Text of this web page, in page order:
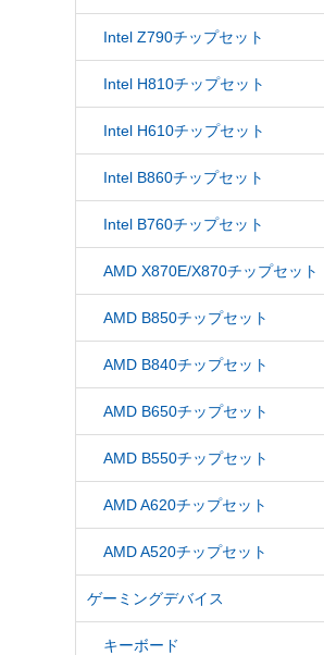
Intel Z790チップセット
Intel H810チップセット
Intel H610チップセット
Intel B860チップセット
Intel B760チップセット
AMD X870E/X870チップセット
AMD B850チップセット
AMD B840チップセット
AMD B650チップセット
AMD B550チップセット
AMD A620チップセット
AMD A520チップセット
ゲーミングデバイス
キーボード